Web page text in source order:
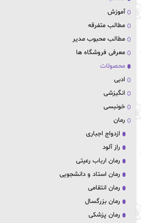
آموزش
مطالب متفرقه
مطالب محبوب مدیر
معرفی فروشگاه ها
محصولات
ادبی
انگیزشی
خونبسی
رمان
ازدواج اجباری
راز آلود
رمان ارباب رعیتی
رمان استاد و دانشجویی
رمان انتقامی
رمان بزرگسال
رمان پزشکی